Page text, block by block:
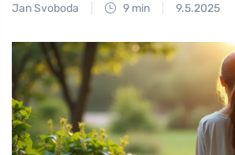
Jan Svoboda 9 min 9.5.2025